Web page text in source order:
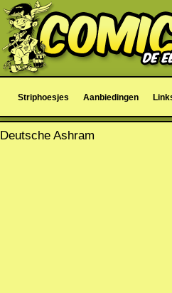
Striphoesjes Aanbiedingen
Deutsche Ashram